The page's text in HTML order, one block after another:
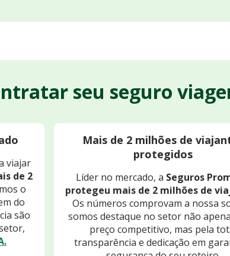
seu seguro
viajar
de 2
o
do
são
Mais de 2 milhões de
protegidos
Líder no mercado, a Seguros
protegeu mais de 2 milhões de
Os números comprovam a nossa
somos destaque no setor não
preço competitivo, mas pela
transparência e dedicação em